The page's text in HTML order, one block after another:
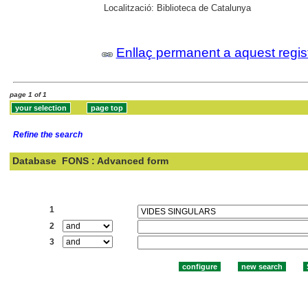
Localització: Biblioteca de Catalunya
Enllaç permanent a aquest
page 1 of 1
Refine the search
Database FONS : Advanced form
1
2
3